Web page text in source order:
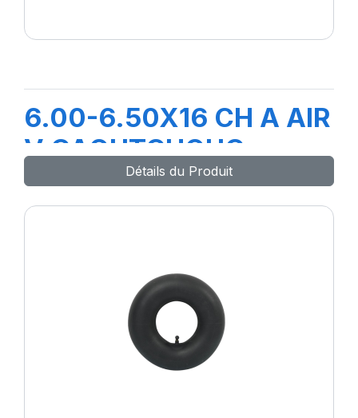
6.00-6.50X16 CH A AIR
V CAOUTCHOUC
Détails du Produit